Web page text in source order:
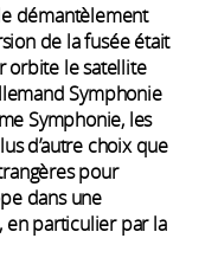
démantèlement
de la fusée était
orbite le satellite
Symphonie
Symphonie, les
d’autre choix que
pour
dans une
en particulier par la